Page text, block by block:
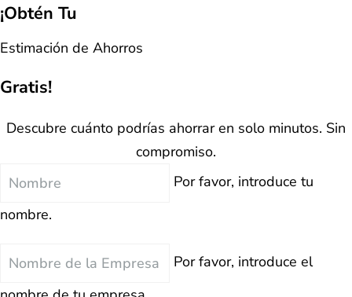
¡Obtén Tu
Estimación de Ahorros
Gratis!
Descubre cuánto podrías ahorrar en solo minutos. Sin
compromiso.
Nombre
Por favor, introduce tu
nombre.
Nombre
Por favor, introduce el